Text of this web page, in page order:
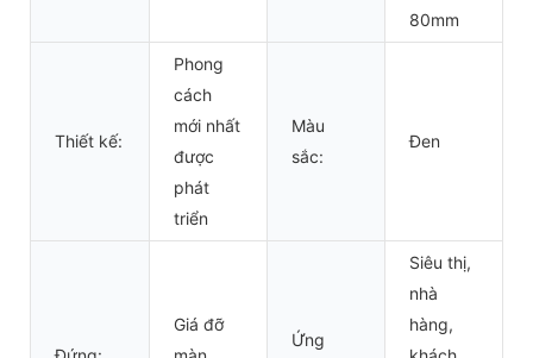
80mm
Thiết kế:
Phong
cách
mới nhất
được
phát
triển
Màu
sắc:
Đen
Giá đỡ
Ứng
Siêu thị,
nhà
hàng,